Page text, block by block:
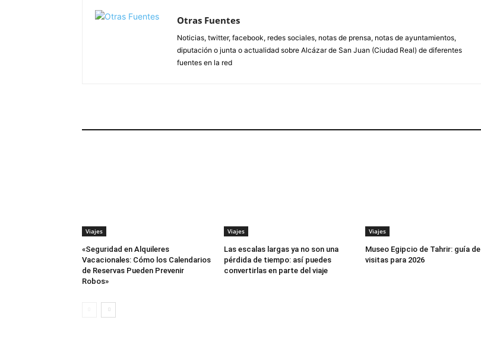
Otras Fuentes
Noticias, twitter, facebook, redes sociales, notas de prensa, notas de ayuntamientos,
diputación o junta o actualidad sobre Alcázar de San Juan (Ciudad Real) de diferentes
fuentes en la red
Viajes
«Seguridad en Alquileres
Vacacionales: Cómo los Calendarios
de Reservas Pueden Prevenir
Robos»
Viajes
Las escalas largas ya no son una
pérdida de tiempo: así puedes
convertirlas en parte del viaje
Viajes
Museo Egipcio de Tahrir: guía de
visitas para 2026